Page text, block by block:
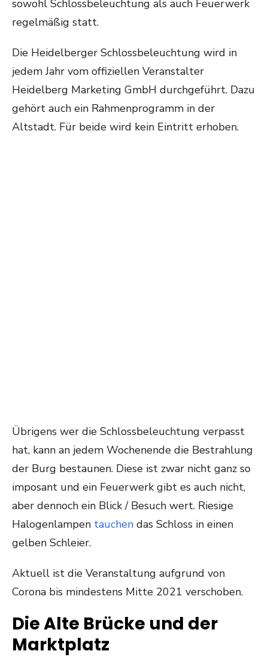
sowohl Schlossbeleuchtung als auch Feuerwerk
regelmäßig statt.
Die Heidelberger Schlossbeleuchtung wird in
jedem Jahr vom offiziellen Veranstalter
Heidelberg Marketing GmbH durchgeführt. Dazu
gehört auch ein Rahmenprogramm in der
Altstadt. Für beide wird kein Eintritt erhoben.
Übrigens wer die Schlossbeleuchtung verpasst
hat, kann an jedem Wochenende die Bestrahlung
der Burg bestaunen. Diese ist zwar nicht ganz so
imposant und ein Feuerwerk gibt es auch nicht,
aber dennoch ein Blick / Besuch wert. Riesige
Halogenlampen tauchen das Schloss in einen
gelben Schleier.
Aktuell ist die Veranstaltung aufgrund von
Corona bis mindestens Mitte 2021 verschoben.
Die Alte Brücke und der
Marktplatz